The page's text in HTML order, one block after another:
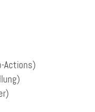
Actions)